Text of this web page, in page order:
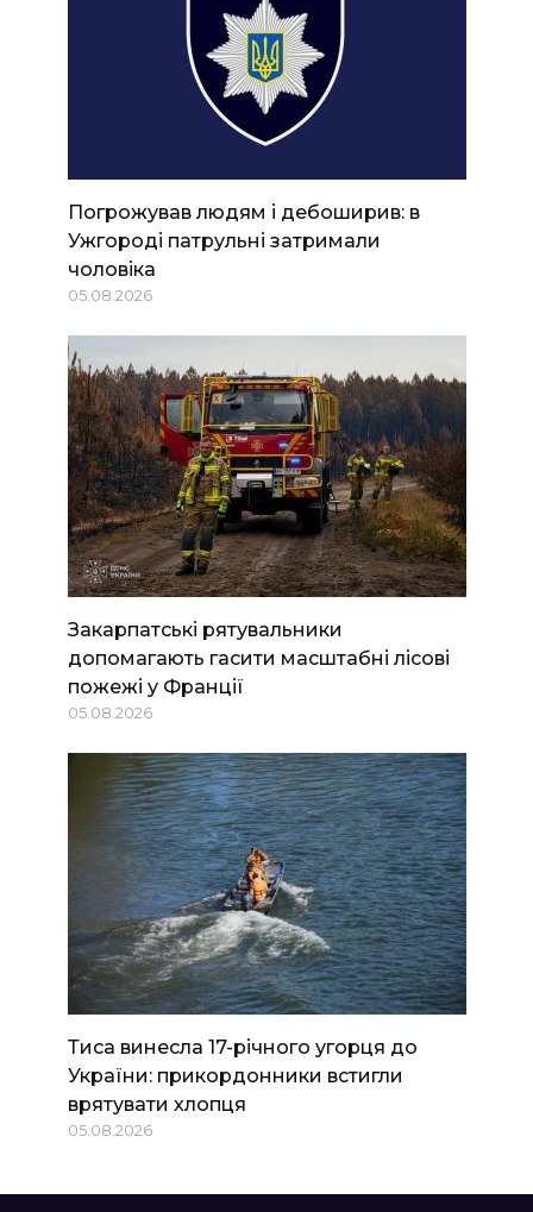
Погрожував людям і дебоширив: в
Ужгороді патрульні затримали
чоловіка
05.08.2026
Закарпатські рятувальники
допомагають гасити масштабні лісові
пожежі у Франції
05.08.2026
Тиса винесла 17-річного угорця до
України: прикордонники встигли
врятувати хлопця
05.08.2026